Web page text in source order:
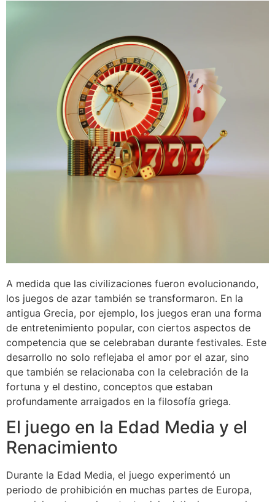
A medida que las civilizaciones fueron evolucionando,
los juegos de azar también se transformaron. En la
antigua Grecia, por ejemplo, los juegos eran una forma
de entretenimiento popular, con ciertos aspectos de
competencia que se celebraban durante festivales. Este
desarrollo no solo reflejaba el amor por el azar, sino
que también se relacionaba con la celebración de la
fortuna y el destino, conceptos que estaban
profundamente arraigados en la filosofía griega.
El juego en la Edad Media y el
Renacimiento
Durante la Edad Media, el juego experimentó un
periodo de prohibición en muchas partes de Europa,